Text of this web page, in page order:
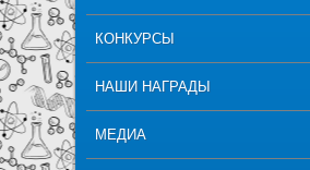
КОНКУРСЫ
НАШИ НАГРАДЫ
МЕДИА